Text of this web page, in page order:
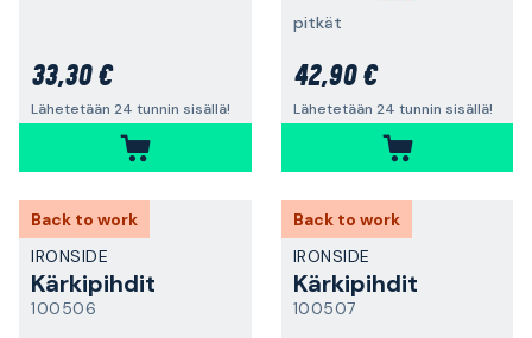
33,30 €
Lähetetään 24 tunnin sisällä!
pitkät
42,90 €
Lähetetään 24 tunnin sisällä!
Back to work
IRONSIDE
Kärkipihdit
100506
Back to work
IRONSIDE
Kärkipihdit
100507